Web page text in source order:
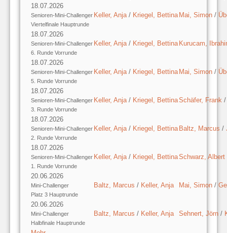
18.07.2026
Senioren-Mini-Challenger
Viertelfinale Hauptrunde
Keller, Anja / Kriegel, Bettina Mai, Simon /
18.07.2026
Senioren-Mini-Challenger
6. Runde Vorrunde
Keller, Anja / Kriegel, Bettina Kurucam,
18.07.2026
Senioren-Mini-Challenger
5. Runde Vorrunde
Keller, Anja / Kriegel, Bettina Mai, Simon /
18.07.2026
Senioren-Mini-Challenger
3. Runde Vorrunde
Keller, Anja / Kriegel, BettinaSchäfer, Frank
18.07.2026
Senioren-Mini-Challenger
2. Runde Vorrunde
Keller, Anja / Kriegel, Bettina Baltz, Marcus /
18.07.2026
Senioren-Mini-Challenger
1. Runde Vorrunde
Keller, Anja / Kriegel, BettinaSchwarz, Albert
20.06.2026
Mini-Challenger
Platz 3 Hauptrunde
Baltz, Marcus / Keller, Anja Mai, Simon /
20.06.2026
Mini-Challenger
Halbfinale Hauptrunde
Baltz, Marcus / Keller, Anja Sehnert, Jörn /